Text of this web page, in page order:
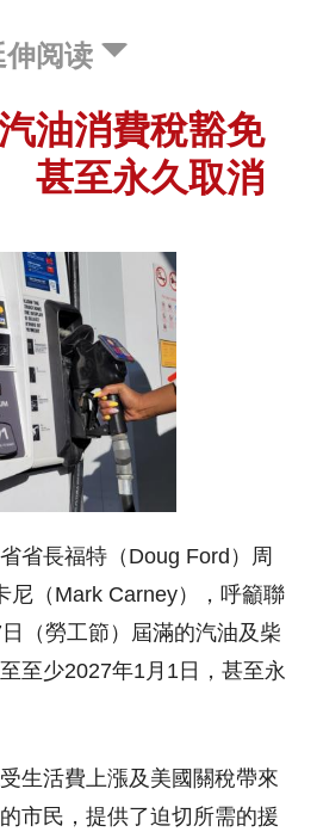
伸阅读
油消費稅豁免
甚至永久取消
省長福特（Doug Ford）周
尼（Mark Carney），呼籲聯
（勞工節）屆滿的汽油及柴
至少2027年1月1日，甚至永
生活費上漲及美國關稅帶來
市民，提供了迫切所需的援